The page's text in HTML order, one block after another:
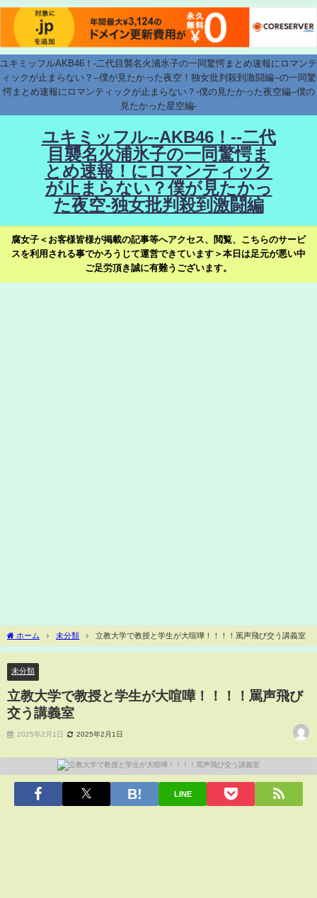
ユキミッフルAKB46！-二代目襲名火浦氷子の一同驚愕まとめ速報にロマンテ
ィックが止まらない？--僕が見たかった夜空！独女批判殺到激闘編--の一同驚
愕まとめ速報にロマンティックが止まらない？-僕の見たかった夜空編--僕の
見たかった星空編-
ユキミッフル--AKB46！--二代
目襲名火浦氷子の一同驚愕ま
とめ速報！にロマンティック
が止まらない？僕が見たかっ
た夜空-独女批判殺到激闘編
腐女子＜お客様皆様が掲載の記事等へアクセス、閲覧、こちらのサービ
スを利用される事でかろうじて運営できています＞本日は足元が悪い中
ご足労頂き誠に有難うございます。
ホーム 未分類 立教大学で教授と学生が大喧嘩！！！！罵声飛び交う講義室
未分類
立教大学で教授と学生が大喧嘩！！！！罵声飛び
交う講義室
2025年2月1日 2025年2月1日
LINE